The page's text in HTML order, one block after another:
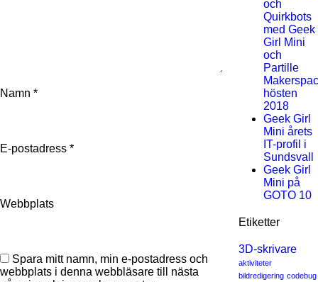
Namn *
E-postadress *
Webbplats
Spara mitt namn, min e-postadress och
webbplats i denna webbläsare till nästa
och
Quirkbots
med Geek
Girl Mini
och
Partille
hösten
2018
Geek Girl
Mini årets
IT-profil i
Sundsvall
Geek Girl
Mini på
GOTO 10
Etiketter
3D-skrivare
aktiviteter
bildredigering codebug